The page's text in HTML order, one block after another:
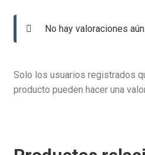
No hay valoraciones aún.
Solo los usuarios registrados
producto pueden hacer una